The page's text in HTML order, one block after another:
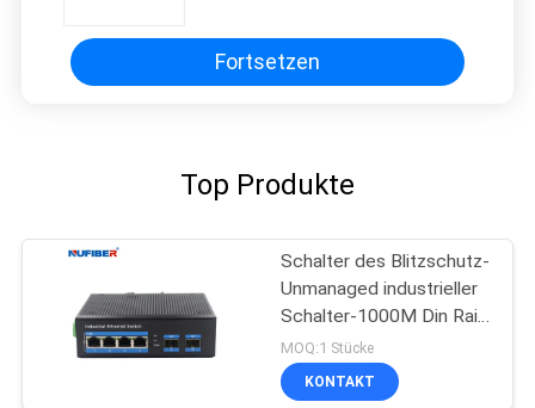
Fortsetzen
Top Produkte
Schalter des Blitzschutz-
Unmanaged industrieller
Schalter-1000M Din Rail
Ethernet
MOQ:1 Stücke
KONTAKT